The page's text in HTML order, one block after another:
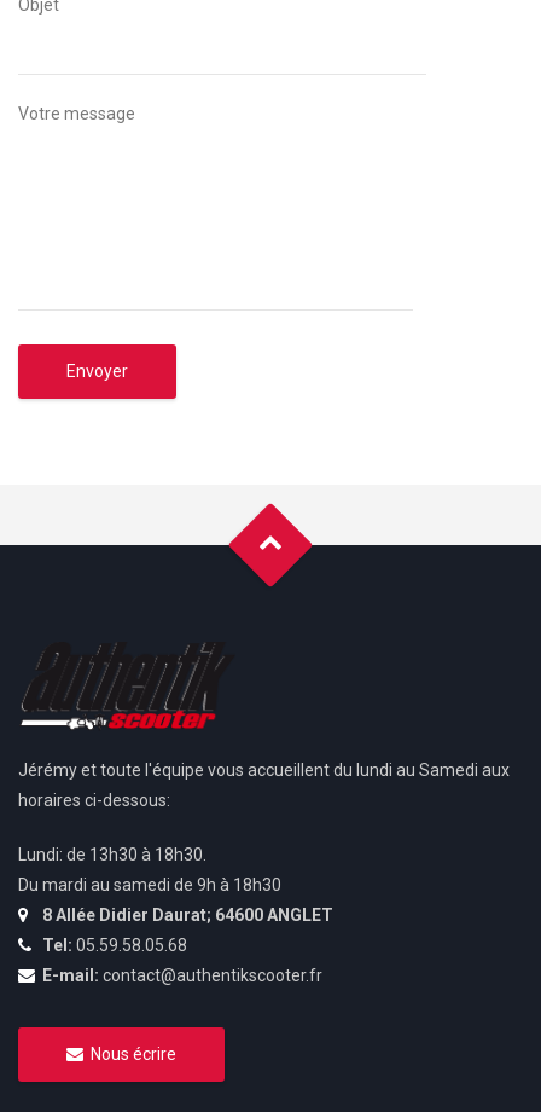
Objet
Votre message
Jérémy et toute l'équipe vous accueillent du lundi au Samedi aux
horaires ci-dessous:
Lundi: de 13h30 à 18h30.
Du mardi au samedi de 9h à 18h30
8 Allée Didier Daurat; 64600 ANGLET
Tel: 05.59.58.05.68
E-mail: contact@authentikscooter.fr
Nous écrire